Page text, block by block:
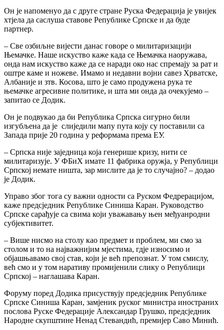
Он је напоменуо да с друге стране Руска Федерација је увијек
хтјела да саслуша ставове Републике Српске и да буде
партнер.
– Све озбиљне вијести данас говоре о милитаризацији
Њемачке. Наше искуство каже када се Њемачка наоружава,
онда нам искуство каже да се наради око нас спремају за рат и
оштре каме и ножеве. Имамо и недавни војни савез Хрватске,
Албаније и зтв. Косова, што је само продужена рука те
њемачке агресивне политике, и шта ми онда да очекујемо –
запитао се Додик.
Он је подвукао да би Република Српска сигурно били
изгубљена да је слиједили мапу пута коју су поставили са
Запада прије 20 година у реформама према ЕУ.
– Српска није заједница која генерише кризу, нити се
милитаризује. У ФБиХ имате 11 фабрика оружја, у Републици
Српској немате ништа, зар мислите да је то случајно? – додао
је Додик.
Управо због тога су важни одности са Руском Федрерацијом,
каже предсједник Републике Синиша Каран. Руководство
Српске сарађује са свима који уважавању њен међуанродни
субјективитет.
– Више нисмо на столу као предмет и проблем, ми смо за
столом и то на најважнијим мјестима, гдје износимо и
објашњавамо свој став, који је већ препознат. У том смислу,
већ смо и у том наративу промијенили слику о Републици
Српској – наглашава Каран.
Форуму поред Додика присуствују предсједник Републике
Српске Синиша Каран, замјеник руског министра иностраних
послова Руске Федерације Александар Грушко, предсједник
Народне скупштине Ненад Стевандић, премијер Саво Минић.